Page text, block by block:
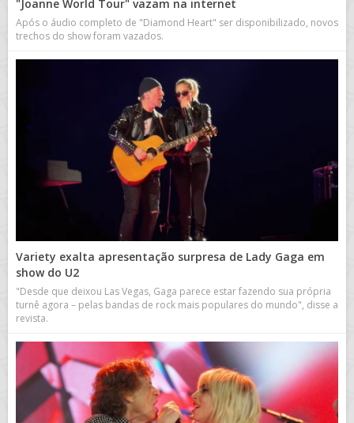
"Joanne World Tour" vazam na internet
Após o áudio completo de "Diamond Heart" ser disponibilizado, novos
trechos do show foram vazados.
Variety exalta apresentação surpresa de Lady Gaga em
show do U2
"Desde que deixou Las Vegas, Gaga parece estar fazendo sua própria
turnê agora – pelas bandas de rock mais populares do mundo", disse a
revista.